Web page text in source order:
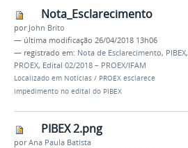
Nota_Esclarecimento
por John Brito
— última modificação 26/04/2018 13h06
— registrado em: Nota de Esclarecimento, PIBEX,
PROEX, Edital 02/2018 – PROEX/IFAM
Localizado em Notícias / PROEX esclarece
impedimento no edital do PIBEX
PIBEX 2.png
porAna Paula Batista